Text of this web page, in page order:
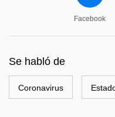
Facebook
Se habló de
Coronavirus